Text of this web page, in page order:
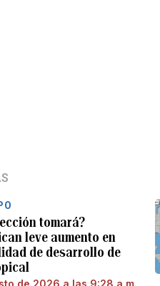
tomará?
leve aumento en
de desarrollo de
de 2026 a las 9:28 a.m.